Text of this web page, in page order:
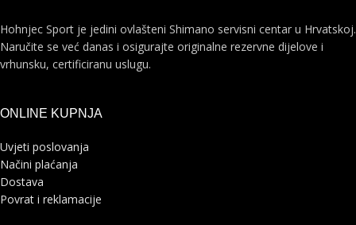
Hohnjec Sport je jedini ovlašteni Shimano servisni centar u Hrvatskoj.
Naručite se već danas i osigurajte originalne rezervne dijelove i
vrhunsku, certificiranu uslugu.
ONLINE KUPNJA
Uvjeti poslovanja
Načini plaćanja
Dostava
Povrat i reklamacije